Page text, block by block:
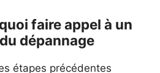
faire appel à un
dépannage
étapes précédentes